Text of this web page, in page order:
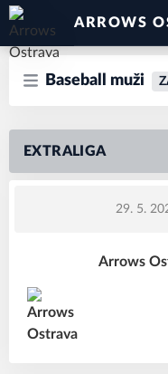
ARROWS
Baseball muži
EXTRALIGA
29. 5.
Arrows